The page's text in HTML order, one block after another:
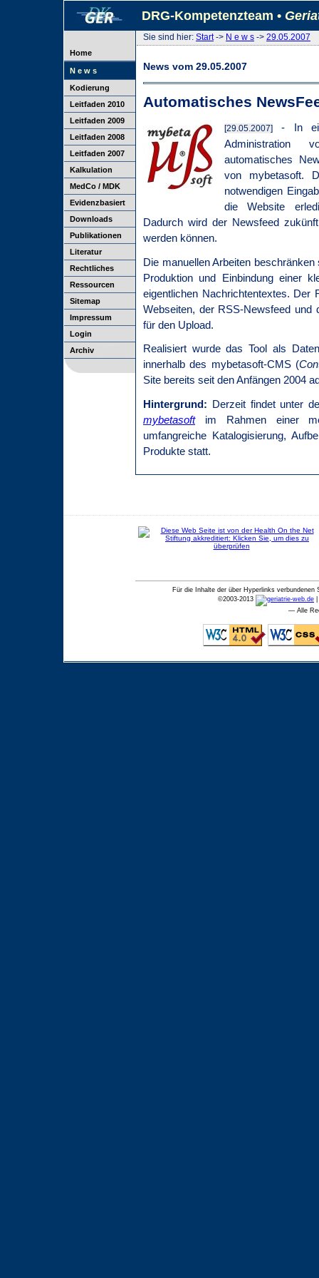
DRG-Kompetenzteam •
Home
N e w s
Kodierung
Leitfaden 2010
Leitfaden 2009
Leitfaden 2008
Leitfaden 2007
Kalkulation
MedCo / MDK
Evidenzbasiert
Downloads
Publikationen
Literatur
Rechtliches
Ressourcen
Sitemap
Impressum
Login
Archiv
Sie sind hier: Start-> N e w s -> 29.05.2007
News vom 29.05.2007
Automatisches
[29.05.2007]
- In
Administration
automatisches
von mybetasoft.
notwendigen
die Website
Dadurch wird der Newsfeed
werden können.
Die manuellen Arbeiten
Produktion und Einbindung einer
eigentlichen Nachrichtentextes.
Webseiten, der RSS-Newsfeed und
für den Upload.
Realisiert wurde das Tool als
innerhalb des mybetasoft-CMS (
Site bereits seit den Anfängen 2004
Hintergrund: Derzeit findet unter
mybetasoftim Rahmen einer
umfangreiche Katalogisierung,
Produkte statt.
Für die Inhalte der über Hyperlinks
©2003-2013
— Alle